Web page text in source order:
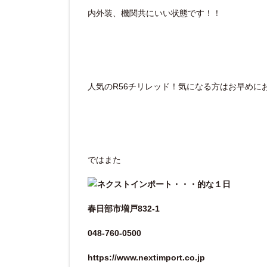
内外装、機関共にいい状態です！！
人気のR56チリレッド！気になる方はお早めに
ではまた
春日部市増戸832-1
048-760-0500
https://www.nextimport.co.jp